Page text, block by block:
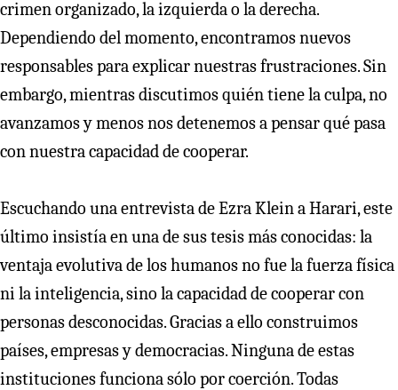
crimen organizado, la izquierda o la derecha.
Dependiendo del momento, encontramos nuevos
responsables para explicar nuestras frustraciones. Sin
embargo, mientras discutimos quién tiene la culpa, no
avanzamos y menos nos detenemos a pensar qué pasa
con nuestra capacidad de cooperar.
Escuchando una entrevista de Ezra Klein a Harari, este
último insistía en una de sus tesis más conocidas: la
ventaja evolutiva de los humanos no fue la fuerza física
ni la inteligencia, sino la capacidad de cooperar con
personas desconocidas. Gracias a ello construimos
países, empresas y democracias. Ninguna de estas
instituciones funciona sólo por coerción. Todas